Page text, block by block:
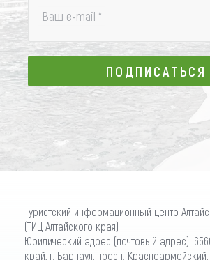
Ваш e-mail *
ПОДПИСАТЬСЯ
ПОДПИСАТЬСЯ
Туристский информационный центр
(ТИЦ Алтайского края)
Юридический адрес (почтовый адрес):
край, г. Барнаул, просп. Красноармейский,